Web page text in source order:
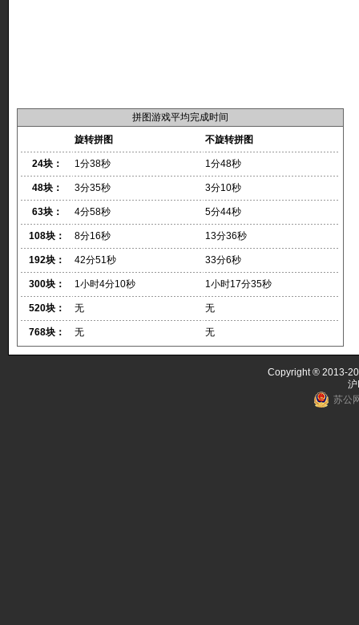
拼图游戏平均完成时间
旋转拼图
不旋转拼图
24块： 1分38秒 1分48秒
48块： 3分35秒 3分10秒
63块： 4分58秒 5分44秒
108块： 8分16秒 13分36秒
192块： 42分51秒 33分6秒
300块： 1小时4分10秒 1小时17分35秒
520块： 无 无
768块： 无 无
Copyright ® 2013-
苏公